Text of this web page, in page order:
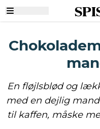
En fløjlsblød og
med en dejlig
til kaffen, måske